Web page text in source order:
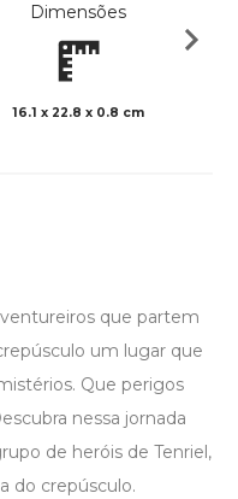
Dimensões
16.1 x 22.8 x 0.8 cm
que partem
um lugar que
Que perigos
nessa jornada
de heróis de Tenriel,
do crepúsculo.